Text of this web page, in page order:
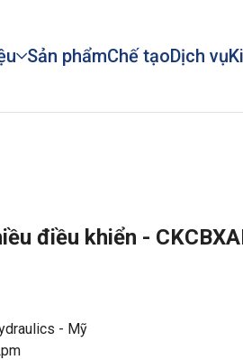
Sản phẩmChế tạoDịch vụ
điều khiển -
- Mỹ